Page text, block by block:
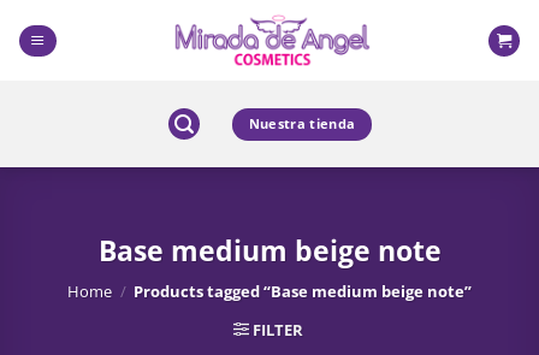
content
Nuestra tienda
Base medium beige note
Home / Products tagged “Base medium beige note”
FILTER